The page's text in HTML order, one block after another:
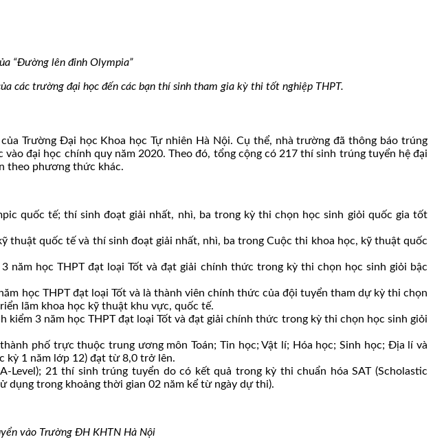
“Đường lên đỉnh Olympia”
các trường đại học đến các bạn thí sinh tham gia kỳ thi tốt nghiệp THPT.
Trường Đại học Khoa học Tự nhiên Hà Nội. Cụ thể, nhà trường đã thông báo trúng
đại học chính quy năm 2020. Theo đó, tổng cộng có 217 thí sinh trúng tuyển hệ đại
theo phương thức khác.
quốc tế; thí sinh đoạt giải nhất, nhì, ba trong kỳ thi chọn học sinh giỏi quốc gia tốt
quốc tế và thí sinh đoạt giải nhất, nhì, ba trong Cuộc thi khoa học, kỹ thuật quốc
năm học THPT đạt loại Tốt và đạt giải chính thức trong kỳ thi chọn học sinh giỏi bậc
học THPT đạt loại Tốt và là thành viên chính thức của đội tuyển tham dự kỳ thi chọn
lãm khoa học kỹ thuật khu vực, quốc tế.
3 năm học THPT đạt loại Tốt và đạt giải chính thức trong kỳ thi chọn học sinh giỏi
phố trực thuộc trung ương môn Toán; Tin học; Vật lí; Hóa học; Sinh học; Địa lí và
kỳ 1 năm lớp 12) đạt từ 8,0 trở lên.
21 thí sinh trúng tuyển do có kết quả trong kỳ thi chuẩn hóa SAT (Scholastic
dụng trong khoảng thời gian 02 năm kể từ ngày dự thi).
vào Trường ĐH KHTN Hà Nội